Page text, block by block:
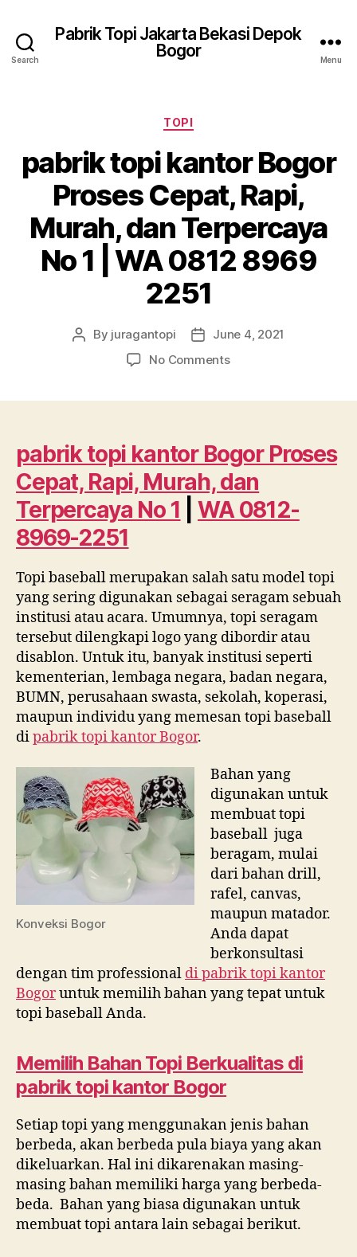
Search
Pabrik Topi Jakarta Bekasi Depok
Bogor
Menu
Categories
TOPI
pabrik topi kantor Bogor
Proses Cepat, Rapi,
Murah, dan Terpercaya
No 1 | WA 0812 8969
2251
Post
By juragantopi
PostJune 4, 2021
No Commentson
Proses
Cepat,
Rapi,
Murah,
dan
|
WA
0812
8969
2251
pabrik topi kantor Bogor Proses
Cepat, Rapi, Murah, dan
Terpercaya No 1 |WA 0812-
8969-2251
Topi baseball merupakan salah satu model topi
yang sering digunakan sebagai seragam sebuah
institusi atau acara. Umumnya, topi seragam
tersebut dilengkapi logo yang dibordir atau
disablon. Untuk itu, banyak institusi seperti
kementerian, lembaga negara, badan negara,
BUMN, perusahaan swasta, sekolah, koperasi,
maupun individu yang memesan topi baseball
dipabrik topi kantor Bogor.
Konveksi Bogor
Bahan yang
digunakan untuk
membuat topi
baseball juga
beragam, mulai
dari bahan drill,
rafel, canvas,
maupun matador.
Anda dapat
berkonsultasi
dengan tim professional dipabrik topi kantor
Bogoruntuk memilih bahan yang tepat untuk
topi baseball Anda.
Memilih Bahan Topi Berkualitas di
pabrik topi kantor Bogor
Setiap topi yang menggunakan jenis bahan
berbeda, akan berbeda pula biaya yang akan
dikeluarkan. Hal ini dikarenakan masing-
masing bahan memiliki harga yang berbeda-
beda. Bahan yang biasa digunakan untuk
membuat topi antara lain sebagai berikut.